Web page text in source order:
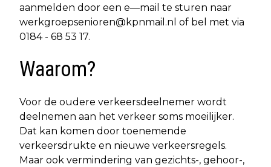
aanmelden door een e—mail te sturen naar
werkgroepsenioren@kpnmail.nl of bel met via
0184 - 68 53 17.
Waarom?
Voor de oudere verkeersdeelnemer wordt
deelnemen aan het verkeer soms moeilijker.
Dat kan komen door toenemende
verkeersdrukte en nieuwe verkeersregels.
Maar ook vermindering van gezichts-, gehoor-,